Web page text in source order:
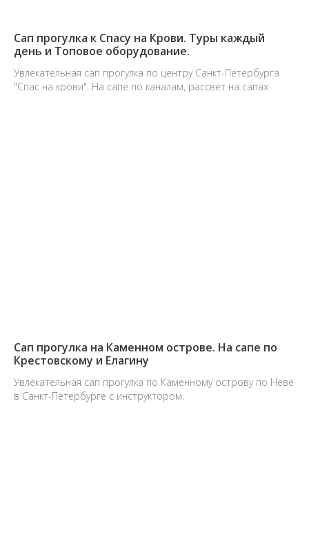
Сап прогулка к Спасу на Крови. Туры каждый
день и Топовое оборудование.
Увлекательная сап прогулка по центру Санкт-Петербурга
"Спас на крови". На сапе по каналам, рассвет на сапах
Сап прогулка на Каменном острове. На сапе по
Крестовскому и Елагину
Увлекательная сап прогулка по Каменному острову по Неве
в Санкт-Петербурге с инструктором.